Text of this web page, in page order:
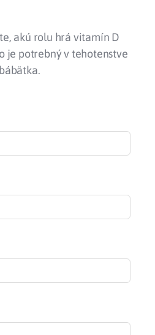
akú rolu hrá vitamín D
je potrebný v tehotenstve